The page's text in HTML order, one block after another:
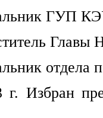
ГУП
Главы
Избран